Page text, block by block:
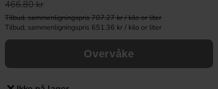
466.80 kr
Tilbud, sammenligningspris 707.27 kr / kilo or liter
Tilbud, sammenligningspris 651.36 kr / kilo or liter
Overvåke